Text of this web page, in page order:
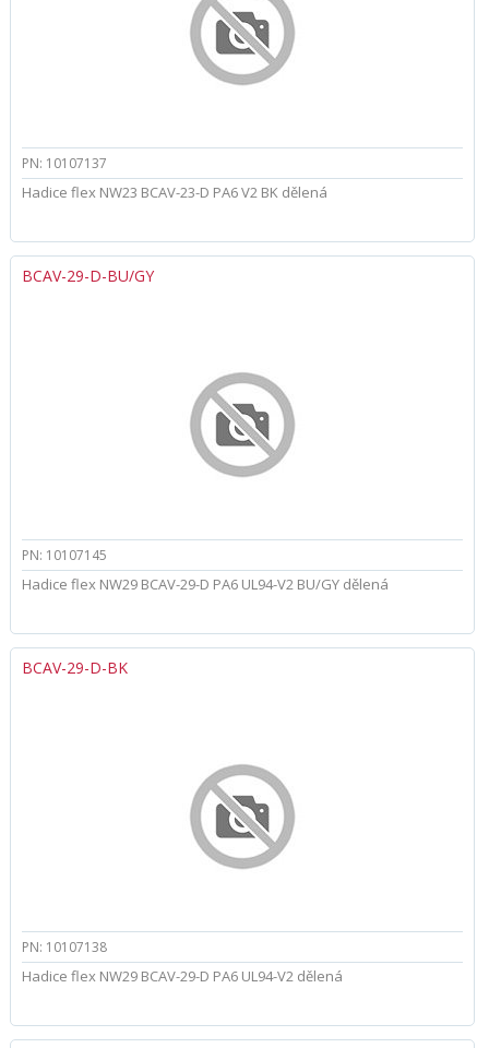
PN: 10107137
Hadice flex NW23 BCAV-23-D PA6 V2 BK dělená
BCAV-29-D-BU/GY
PN: 10107145
Hadice flex NW29 BCAV-29-D PA6 UL94-V2 BU/GY dělená
BCAV-29-D-BK
PN: 10107138
Hadice flex NW29 BCAV-29-D PA6 UL94-V2 dělená